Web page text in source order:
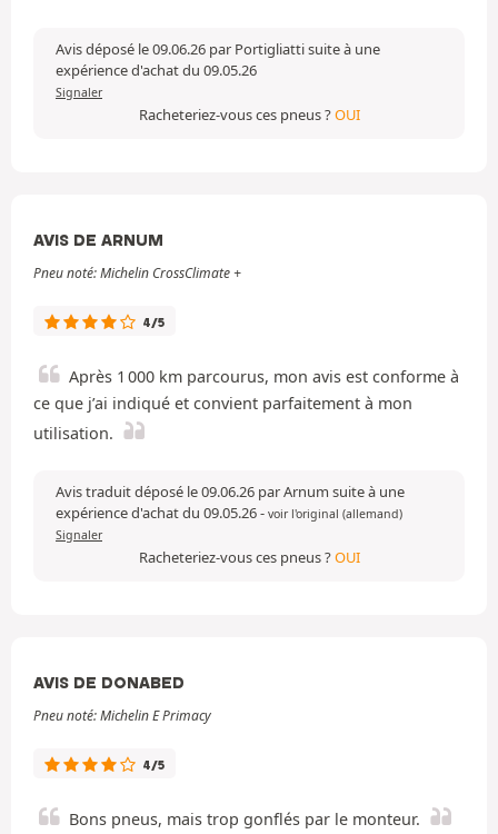
Avis déposé le 09.06.26 par Portigliatti suite à une
expérience d'achat du 09.05.26
Signaler
Racheteriez-vous ces pneus ?OUI
AVIS DE ARNUM
Pneu noté: Michelin CrossClimate +
4/5
Après 1 000 km parcourus, mon avis est conforme à
ce que j’ai indiqué et convient parfaitement à mon
utilisation.
Avis traduit déposé le 09.06.26 par Arnum suite à une
expérience d'achat du 09.05.26- voir l'original (allemand)
Signaler
Racheteriez-vous ces pneus ?OUI
AVIS DE DONABED
Pneu noté: Michelin E Primacy
4/5
Bons pneus, mais trop gonflés par le monteur.